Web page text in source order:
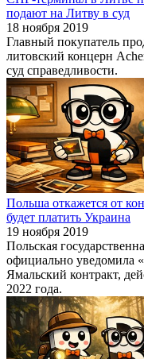
подают на Литву в суд
18 ноября 2019
Главный покупатель
литовский концерн
суд справедливости.
Польша откажется от
будет платить Украина
19 ноября 2019
Польская
официально уведомила
Ямальский контракт,
2022 года.